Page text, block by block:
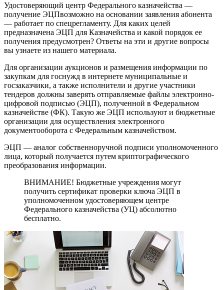
Удостоверяющий центр Федерального казначейства —
получение ЭЦПвозможно на основании заявления абонента
— работает по спецрегламенту. Для каких целей
предназначена ЭЦП для Казначейства и какой порядок ее
получения предусмотрен? Ответы на эти и другие вопросы
вы узнаете из нашего материала.
Для организации аукционов и размещения информации по
закупкам для госнужд в интернете муниципальные и
госзаказчики, а также исполнители и другие участники
тендеров должны заверять отправляемые файлы электронно-
цифровой подписью (ЭЦП), полученной в Федеральном
казначействе (ФК). Такую же ЭЦП используют и бюджетные
организации для осуществления электронного
документооборота с Федеральным казначейством.
ЭЦП — аналог собственноручной подписи уполномоченного
лица, который получается путем криптографического
преобразования информации.
ВНИМАНИЕ! Бюджетные учреждения могут
получить сертификат проверки ключа ЭЦП в
уполномоченном удостоверяющем центре
Федерального казначейства (УЦ) абсолютно
бесплатно.